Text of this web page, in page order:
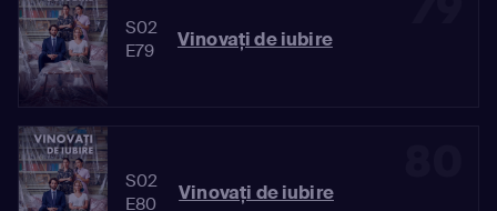
S02
E79
Vinovaţi de iubire
S02
E80
Vinovaţi de iubire